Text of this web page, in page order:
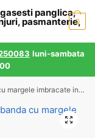
0
luni-sambata
imbracate in catifea FC114